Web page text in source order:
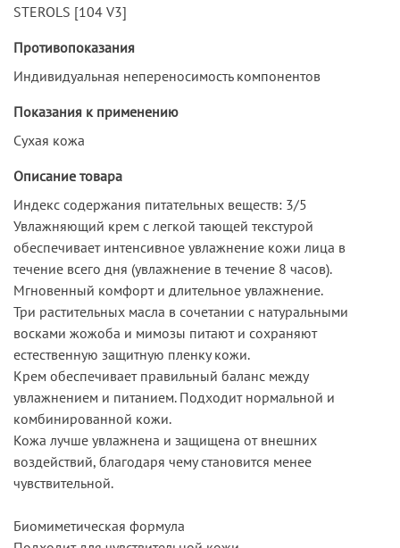
STEROLS [104 V3]
Противопоказания
Индивидуальная непереносимость компонентов
Показания к применению
Сухая кожа
Описание товара
Индекс содержания питательных веществ: 3/5
Увлажняющий крем с легкой тающей текстурой
обеспечивает интенсивное увлажнение кожи лица в
течение всего дня (увлажнение в течение 8 часов).
Мгновенный комфорт и длительное увлажнение.
Три растительных масла в сочетании с натуральными
восками жожоба и мимозы питают и сохраняют
естественную защитную пленку кожи.
Крем обеспечивает правильный баланс между
увлажнением и питанием. Подходит нормальной и
комбинированной кожи.
Кожа лучше увлажнена и защищена от внешних
воздействий, благодаря чему становится менее
чувствительной.
Биомиметическая формула